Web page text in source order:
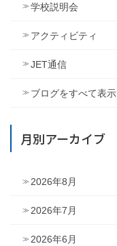
学校説明会
アクティビティ
JET通信
ブログをすべて表示
月別アーカイブ
2026年8月
2026年7月
2026年6月